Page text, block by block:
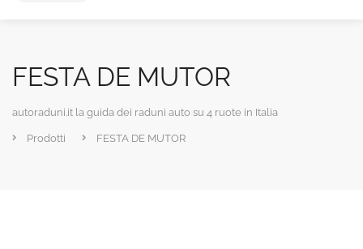
FESTA DE MUTOR
autoraduni.it la guida dei raduni auto su 4 ruote in Italia
Prodotti FESTA DE MUTOR